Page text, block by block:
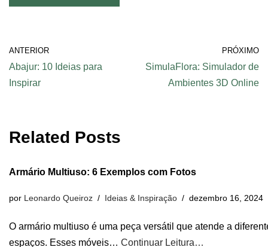
ANTERIOR
Abajur: 10 Ideias para
Inspirar
PRÓXIMO
SimulaFlora: Simulador de
Ambientes 3D Online
Related Posts
Armário Multiuso: 6 Exemplos com Fotos
por Leonardo Queiroz Ideias & Inspiração dezembro 16, 2024
O armário multiuso é uma peça versátil que atende a
espaços. Esses móveis… Continuar Leitura…